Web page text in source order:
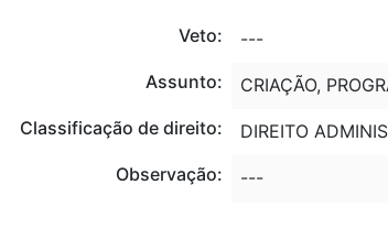
Veto:
---
Assunto:
CRIAÇÃO,
Classificação de direito:
DIREITO
Observação:
---